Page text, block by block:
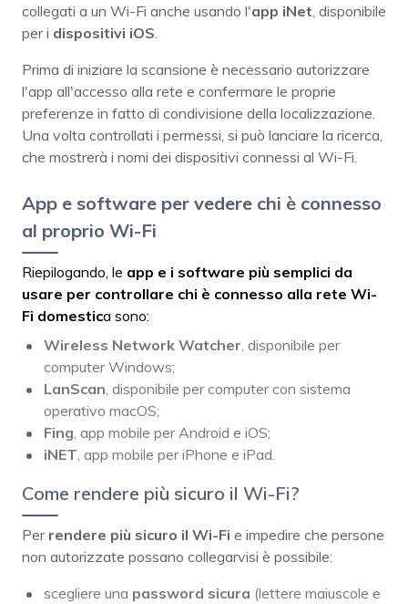
collegati a un Wi-Fi anche usando l'app iNet , disponibile
per i dispositivi iOS
Prima di iniziare la scansione è necessario autorizzare
l'app all'accesso alla rete e confermare le proprie
preferenze in fatto di condivisione della localizzazione.
Una volta controllati i permessi, si può lanciare la ricerca,
che mostrerà i nomi dei dispositivi connessi al Wi-Fi.
App e software per vedere chi è connesso
al proprio Wi-Fi
Riepilogando, le app e i software più semplici da
usare per controllare chi è connesso alla rete Wi-
Fi domestica sono:
Wireless Network Watcher , disponibile per
computer Windows;
LanScan , disponibile per computer con sistema
operativo macOS;
Fing , app mobile per Android e iOS;
iNET , app mobile per iPhone e iPad.
Come rendere più sicuro il Wi-Fi?
Per rendere più sicuro il Wi-Fi e impedire che persone
non autorizzate possano collegarvisi è possibile:
scegliere una password sicura (lettere maiuscole e